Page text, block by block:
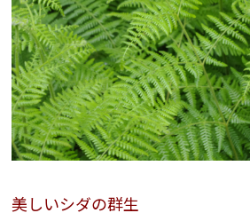
美しいシダの群生